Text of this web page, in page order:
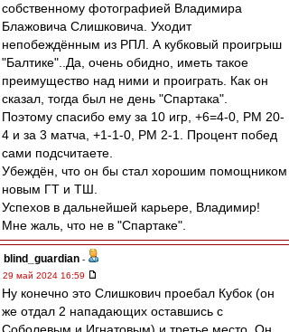
собственному фотографией Владимира
Блажовича Слишковича. Уходит
непобеждённым из РПЛ. А кубковый проигрыш
"Балтике"..Да, очень обидно, иметь такое
преимущество над ними и проиграть. Как он
сказал, тогда был не день "Спартака".
Поэтому спасибо ему за 10 игр, +6=4-0, РМ 20-
4 и за 3 матча, +1-1-0, РМ 2-1. Процент побед
сами подсчитаете.
Убеждён, что он бы стал хорошим помощником
новым ГТ и ТШ.
Успехов в дальнейшей карьере, Владимир!
Мне жаль, что не в "Спартаке".
blind_guardian -
29 май 2024 16:59
Ну конечно это Слишкович проебал Кубок (он
же отдал 2 нападающих оставшись с